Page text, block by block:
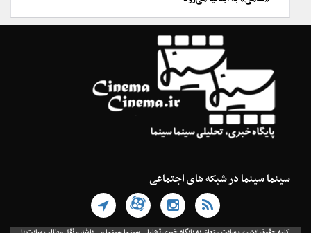
سینما سینما در شبکه های اجتماعی